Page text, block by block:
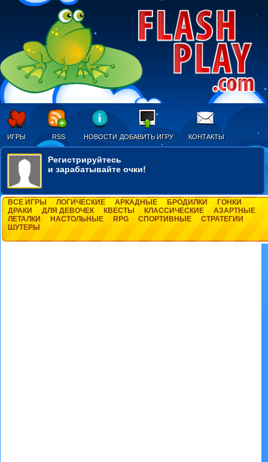
ИГРЫ RSS НОВОСТИ ДОБАВИТЬ ИГРУ КОНТАКТЫ
Регистрируйтесь
и зарабатывайте очки!
ВСЕ ИГРЫ ЛОГИЧЕСКИЕ АРКАДНЫЕ БРОДИЛКИ
ГОНКИ
ДРАКИ
ДЛЯ ДЕВОЧЕК КВЕСТЫ КЛАССИЧЕСКИЕ
АЗАРТНЫЕ
ЛЕТАЛКИ
НАСТОЛЬНЫЕ RPG СПОРТИВНЫЕ
СТРАТЕГИИ
ШУТЕРЫ